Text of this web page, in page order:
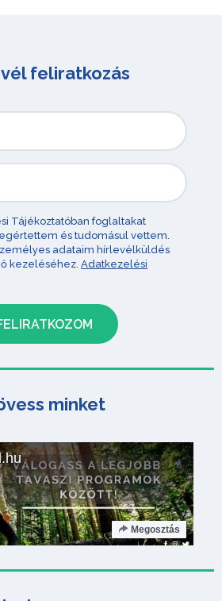
feliratkozás
Tájékoztatóban foglaltakat
és tudomásul vettem.
adataim hírlevélküldés
kezeléséhez. Adatkezelési
minket
Megosztás